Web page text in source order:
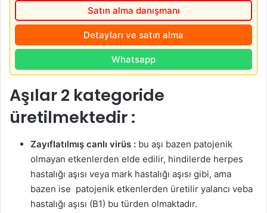
Satın alma danışmanı
Detayları ve satın alma
Whatsapp
Aşılar 2 kategoride
üretilmektedir :
Zayıflatılmış canlı virüs : bu aşı bazen patojenik
olmayan etkenlerden elde edilir, hindilerde herpes
hastalığı aşısı veya mark hastalığı aşısı gibi, ama
bazen ise patojenik etkenlerden üretilir yalancı veba
hastalığı aşısı (B1) bu türden olmaktadır.